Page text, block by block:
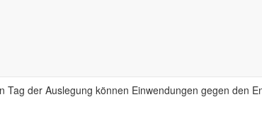
der Auslegung können Einwendungen gegen den